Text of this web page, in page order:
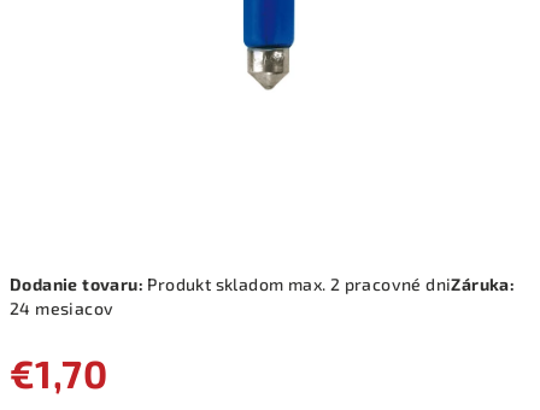
Dodanie tovaru: Produkt skladom max. 2 pracovné dniZáruka:
24 mesiacov
€1,70